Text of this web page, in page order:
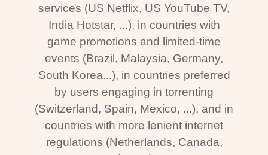
services (US Netflix, US YouTube TV,
India Hotstar, ...), in countries with
game promotions and limited-time
events (Brazil, Malaysia, Germany,
South Korea...), in countries preferred
by users engaging in torrenting
(Switzerland, Spain, Mexico, ...), and in
countries with more lenient internet
regulations (Netherlands, Canada,